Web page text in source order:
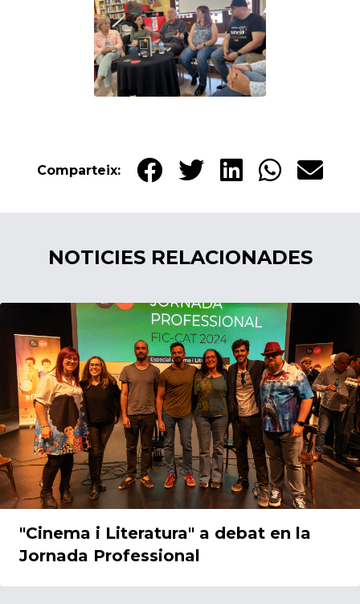
Comparteix:
NOTICIES RELACIONADES
"Cinema i Literatura" a debat en la
Jornada Professional